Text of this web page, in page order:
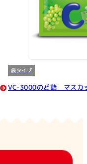
袋タイプ
VC-3000のど飴 マスカ